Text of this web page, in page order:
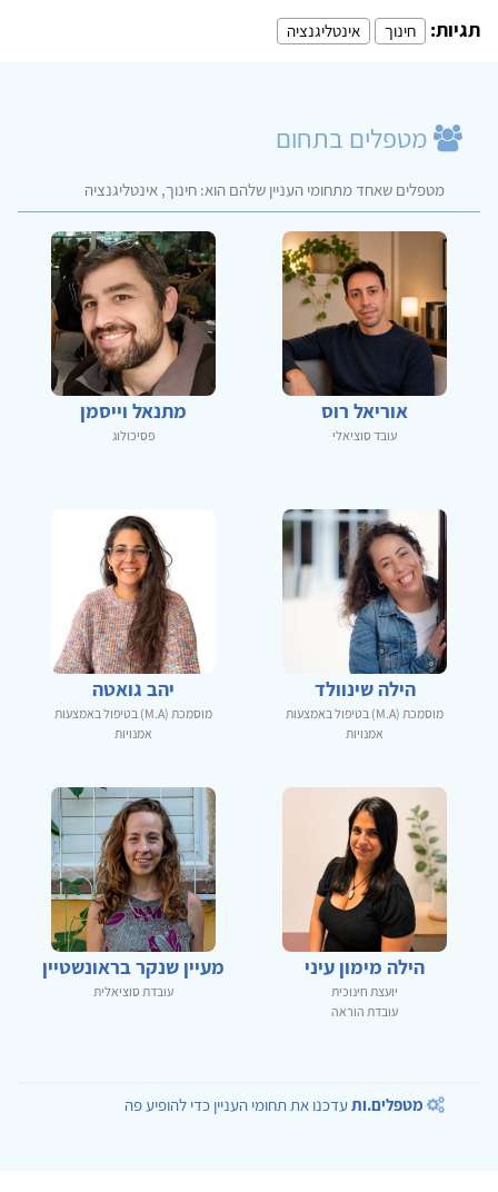
תגיות: חינוך אינטליגנציה
מטפלים בתחום
מטפלים שאחד מתחומי העניין שלהם הוא: חינוך, אינטליגנציה
אוריאל רוס
עובד סוציאלי
מתנאל וייסמן
פסיכולוג
הילה שינוולד
מוסמכת (M.A) בטיפול באמצעות
אמנויות
יהב גואטה
מוסמכת (M.A) בטיפול באמצעות
אמנויות
הילה מימון עיני
יועצת חינוכית
עובדת הוראה
מעיין שנקר בראונשטיין
עובדת סוציאלית
מטפלים.ותעדכנו את תחומי העניין כדי להופיע פה